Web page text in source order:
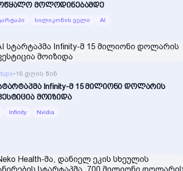
მოლოდინებამდე
სილიკონის ველი AI
•16 დღის წინ
Infinity-მ 15 მილიონი დოლარის
მოიზიდა
Infinity Nvidia